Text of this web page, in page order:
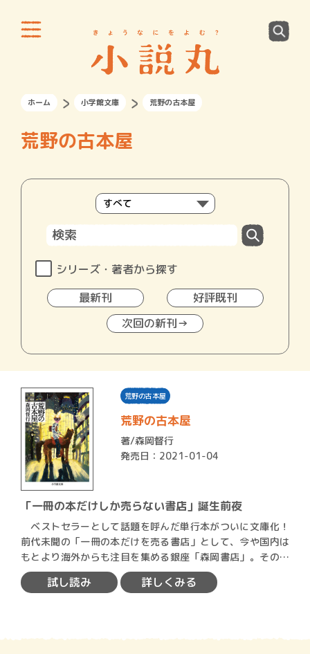
ホーム 小学館文庫 荒野の古本屋
荒野の古本屋
シリーズ・著者から探す
最新刊
好評既刊
次回の新刊→
荒野の古本屋
荒野の古本屋
著/森岡督行
発売日：2021-01-04
「一冊の本だけしか売らない書店」誕生前夜
ベストセラーとして話題を呼んだ単行本がついに文庫化！
前代未聞の「一冊の本だけを売る書店」として、今や国内は
もとより海外からも注目を集める銀座「森岡書店」。その人
気書店誕…
試し読み 詳しくみる